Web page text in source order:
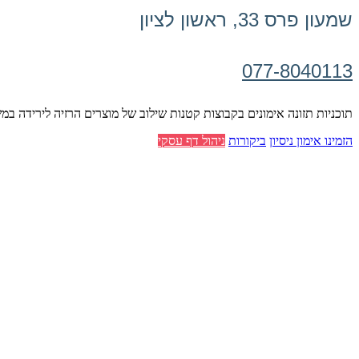
שמעון פרס 33, ראשון לציון
077-8040113
תוכניות תזונה אימונים בקבוצות קטנות שילוב של מוצרים הרזיה לירידה
הזמינו אימון ניסיון ביקורות ניהול דף עסקי